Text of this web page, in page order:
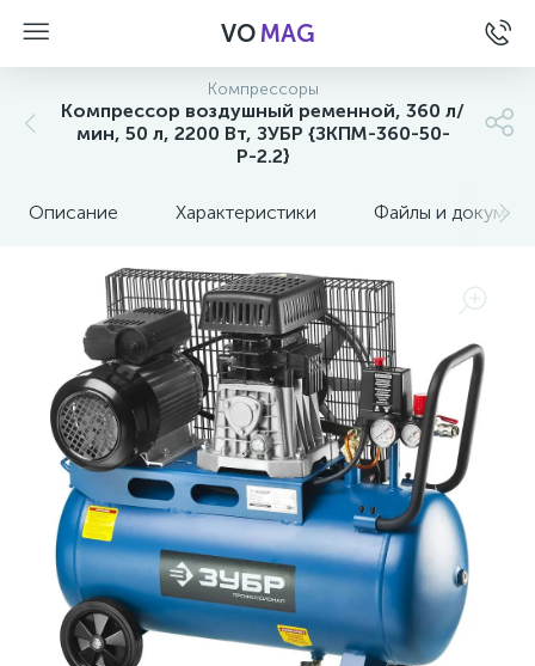
VOMAG
Компрессоры
Компрессор воздушный ременной, 360 л/
мин, 50 л, 2200 Вт, ЗУБР {ЗКПМ-360-50-
Р-2.2}
Описание Характеристики Файлы и